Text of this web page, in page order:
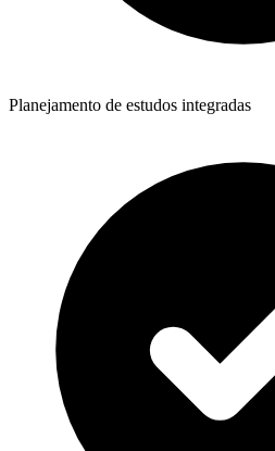
Planejamento de estudos integradas